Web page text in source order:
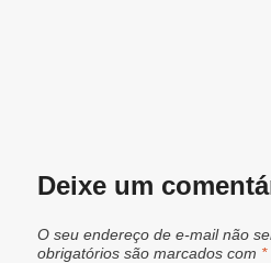
Deixe um
O seu endereço de e-mail não
obrigatórios são marcados com *